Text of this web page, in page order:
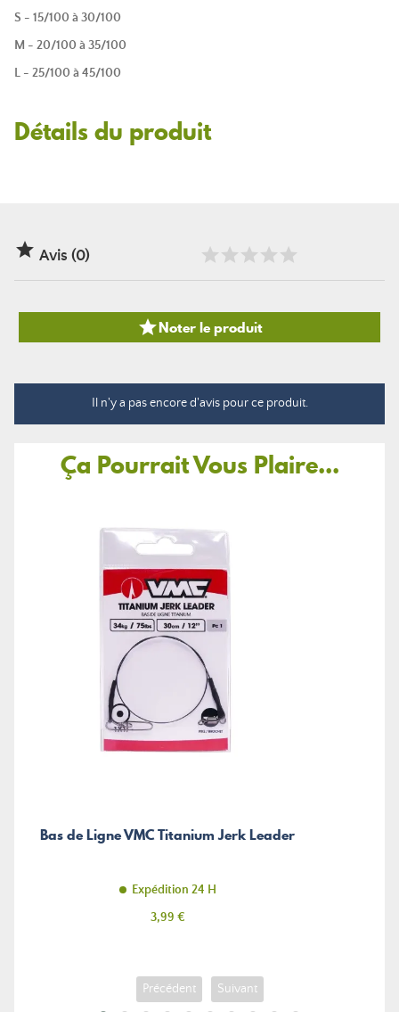
S - 15/100 à 30/100
M - 20/100 à 35/100
L - 25/100 à 45/100
Détails du produit
 Avis (0)
Noter le produit
Il n'y a pas encore d'avis pour ce produit.
Ça Pourrait Vous Plaire...
Bas de Ligne VMC Titanium Jerk Leader
Expédition 24 H
Prix
3,99 €
Précédent Suivant